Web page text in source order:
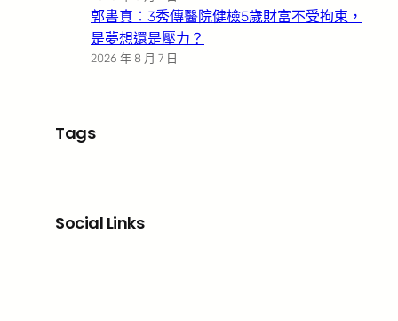
郭書真：3秀傳醫院健檢5歲財富不受拘束，
是夢想還是壓力？
2026 年 8 月 7 日
Tags
Social Links